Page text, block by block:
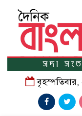
বৃহস্পতিবার,